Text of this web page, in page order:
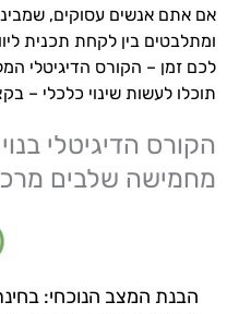
אם אתם אנשים עסוקים,
ומתלבטים בין לקחת תכנית
לכם זמן – הקורס הדיגיטלי
תוכלו לעשות שינוי כלכלי –
הקורס הדיגיטלי
מחמישה שלבים
הבנת המצב הנוכחי: